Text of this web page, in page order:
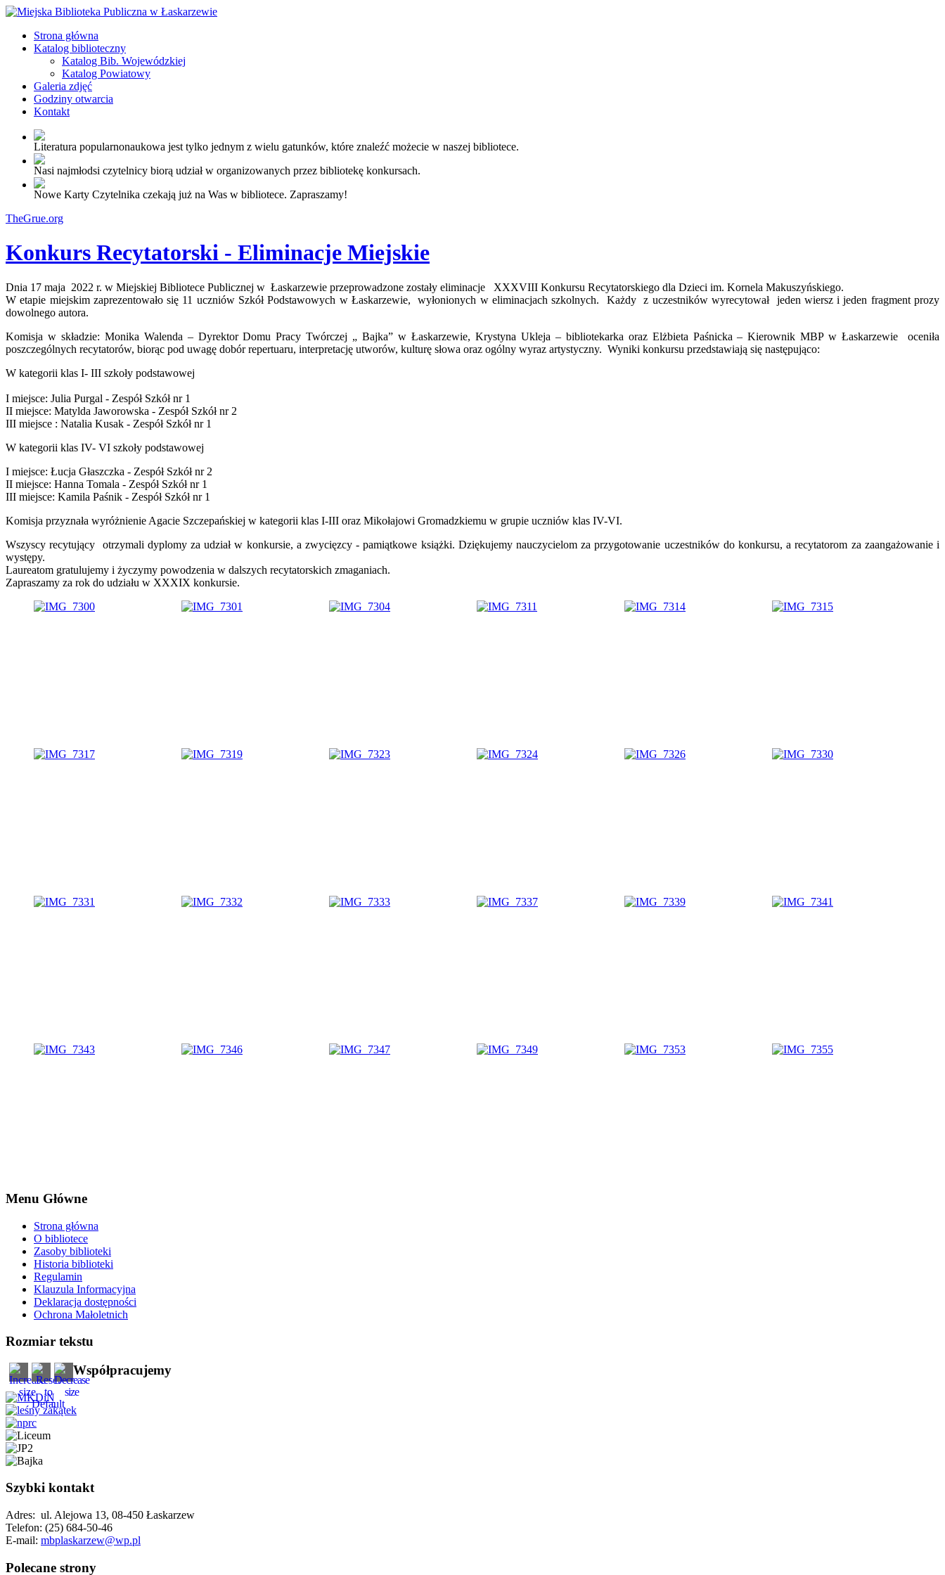
Strona główna
Katalog biblioteczny
Katalog Bib. Wojewódzkiej
Katalog Powiatowy
Galeria zdjęć
Godziny otwarcia
Kontakt
Literatura popularnonaukowa jest tylko jednym z wielu gatunków, które znaleźć możecie w naszej bibliotece.
Nasi najmłodsi czytelnicy biorą udział w organizowanych przez bibliotekę konkursach.
Nowe Karty Czytelnika czekają już na Was w bibliotece. Zapraszamy!
TheGrue.org
Konkurs Recytatorski - Eliminacje Miejskie
Dnia 17 maja 2022 r. w Miejskiej Bibliotece Publicznej w Łaskarzewie przeprowadzone zostały eliminacje XXXVIII Konkursu Recytatorskiego dla Dzieci im. Kornela Makuszyńskiego.
W etapie miejskim zaprezentowało się 11 uczniów Szkół Podstawowych w Łaskarzewie, wyłonionych w eliminacjach szkolnych. Każdy z uczestników wyrecytował jeden wiersz i jeden fragment prozy
dowolnego autora.
Komisja w składzie: Monika Walenda – Dyrektor Domu Pracy Twórczej „ Bajka” w Łaskarzewie, Krystyna Ukleja – bibliotekarka oraz Elżbieta Paśnicka – Kierownik MBP w Łaskarzewie oceniła
poszczególnych recytatorów, biorąc pod uwagę dobór repertuaru, interpretację utworów, kulturę słowa oraz ogólny wyraz artystyczny. Wyniki konkursu przedstawiają się następująco:
W kategorii klas I- III szkoły podstawowej
I miejsce: Julia Purgal - Zespół Szkół nr 1
II miejsce: Matylda Jaworowska - Zespół Szkół nr 2
III miejsce : Natalia Kusak - Zespół Szkół nr 1
W kategorii klas IV- VI szkoły podstawowej
I miejsce: Łucja Głaszczka - Zespół Szkół nr 2
II miejsce: Hanna Tomala - Zespół Szkół nr 1
III miejsce: Kamila Paśnik - Zespół Szkół nr 1
Komisja przyznała wyróżnienie Agacie Szczepańskiej w kategorii klas I-III oraz Mikołajowi Gromadzkiemu w grupie uczniów klas IV-VI.
Wszyscy recytujący otrzymali dyplomy za udział w konkursie, a zwycięzcy - pamiątkowe książki. Dziękujemy nauczycielom za przygotowanie uczestników do konkursu, a recytatorom za zaangażowanie i
występy.
Laureatom gratulujemy i życzymy powodzenia w dalszych recytatorskich zmaganiach.
Zapraszamy za rok do udziału w XXXIX konkursie.
Menu Główne
Strona główna
O bibliotece
Zasoby biblioteki
Historia biblioteki
Regulamin
Klauzula Informacyjna
Deklaracja dostępności
Ochrona Małoletnich
Rozmiar tekstu
Współpracujemy
Szybki kontakt
Adres: ul. Alejowa 13, 08-450 Łaskarzew
Telefon: (25) 684-50-46
E-mail: mbplaskarzew@wp.pl
Polecane strony